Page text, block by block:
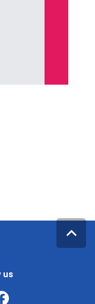
us